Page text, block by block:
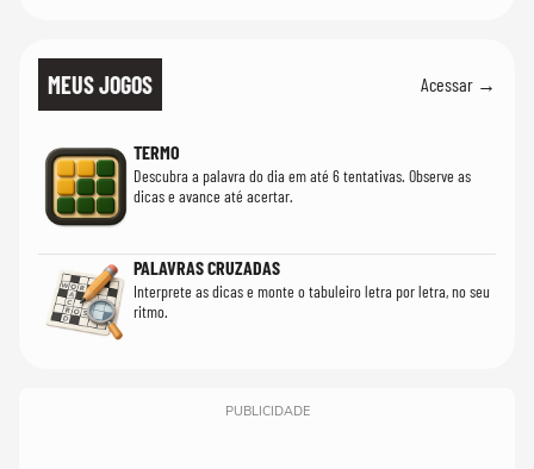
MEUS JOGOS Acessar →
TERMO
Descubra a palavra do dia em até 6 tentativas. Observe as
dicas e avance até acertar.
PALAVRAS CRUZADAS
Interprete as dicas e monte o tabuleiro letra por letra, no seu
ritmo.
PUBLICIDADE